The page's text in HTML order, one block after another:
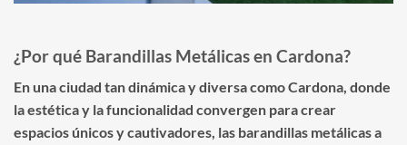
¿Por qué Barandillas Metálicas en Cardona?
En una ciudad tan dinámica y diversa como Cardona, donde
la estética y la funcionalidad convergen para crear
espacios únicos y cautivadores, las barandillas metálicas a